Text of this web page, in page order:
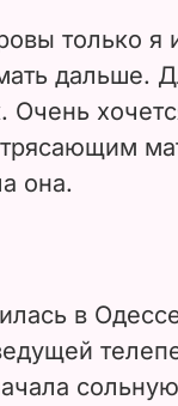
только я
дальше.
она.
в